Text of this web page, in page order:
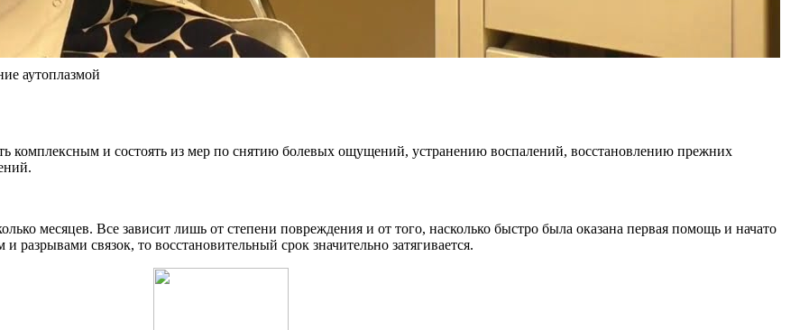
аутоплазмой
комплексным и состоять из мер по снятию болевых ощущений, устранению воспалений, восстановлению прежних
месяцев. Все зависит лишь от степени повреждения и от того, насколько быстро была оказана первая помощь и начато
связок, то восстановительный срок значительно затягивается.